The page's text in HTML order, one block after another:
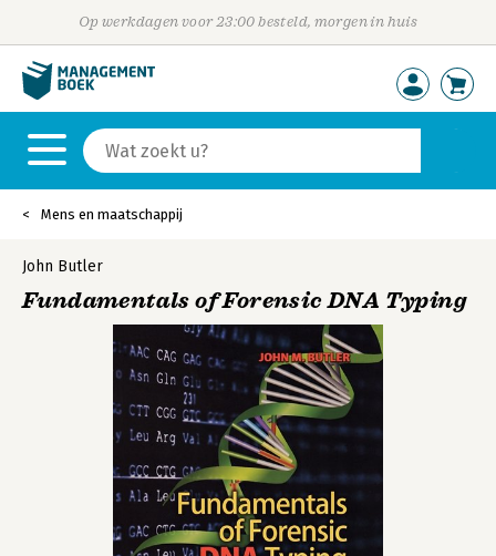
Op werkdagen voor 23:00 besteld, morgen in huis
Mens en maatschappij
John Butler
Fundamentals of Forensic DNA Typing